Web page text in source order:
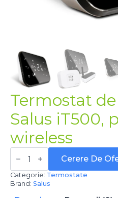
Termostat
Salus iT500,
wireless
Cantitate
Termostat
ambient
Salus
Cerere De
Categorie: Termostate
Brand: Salus